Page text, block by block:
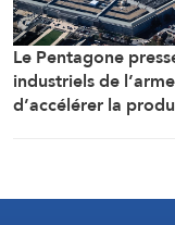
Le Pentagone
industriels de
d’accélérer la